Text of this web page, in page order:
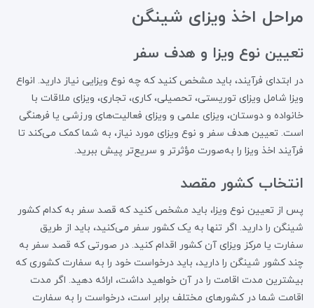
مراحل اخذ ویزای شینگن
تعیین نوع ویزا و هدف سفر
در ابتدای فرآیند، باید مشخص کنید که چه نوع ویزایی نیاز دارید. انواع
ویزا شامل ویزای توریستی، تحصیلی، کاری، تجاری، ویزای ملاقات با
خانواده و دوستان، ویزای علمی و ویزای فعالیت‌های ورزشی یا فرهنگی
است. تعیین هدف سفر و نوع ویزای مورد نیاز، به شما کمک می‌کند تا
فرآیند اخذ ویزا را به‌صورت مؤثرتر و سریع‌تر پیش ببرید.
انتخاب کشور مقصد
پس از تعیین نوع ویزا، باید مشخص کنید که قصد سفر به کدام کشور
شینگن را دارید. اگر تنها به یک کشور سفر می‌کنید، باید از طریق
سفارت یا مرکز ویزای آن کشور اقدام کنید. در صورتی که قصد سفر به
چند کشور شینگن را دارید، باید درخواست خود را به سفارت کشوری که
بیشترین مدت اقامت را در آن خواهید داشت، ارائه دهید. اگر مدت
اقامت شما در کشورهای مختلف برابر است، درخواست را به سفارت